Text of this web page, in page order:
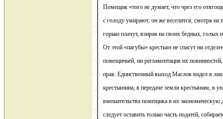
Помещик «того не думает, что чрез его
с голоду умирают; он же веселится, смотря на
горько плачут, взирая на своих бедных, голых
От этой «пагубы» крестьян не спасут ни
помещичьей, ни регламентация их
прав. Единственный выход Маслов видел в
крестьянина, в передаче земли крестьянам, в
вмешательства помещика в их экономическую
следует оставить только часть податей,